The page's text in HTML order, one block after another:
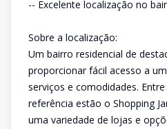
-- Excelente localização no
Sobre a localização:
Um bairro residencial de
proporcionar fácil acesso a
serviços e comodidades.
referência estão o Shopping
uma variedade de lojas e